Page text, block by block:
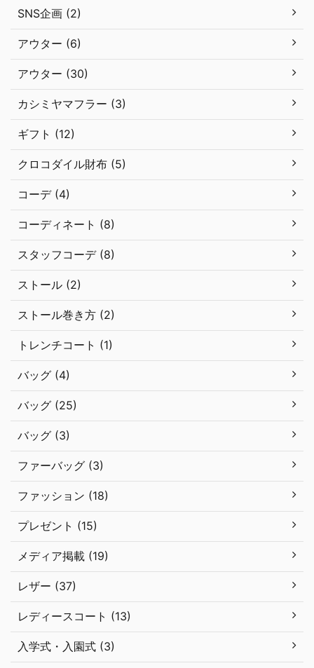
SNS企画 (2)
アウター (6)
アウター (30)
カシミヤマフラー (3)
ギフト (12)
クロコダイル財布 (5)
コーデ (4)
コーディネート (8)
スタッフコーデ (8)
ストール (2)
ストール巻き方 (2)
トレンチコート (1)
バッグ (4)
バッグ (25)
バッグ (3)
ファーバッグ (3)
ファッション (18)
プレゼント (15)
メディア掲載 (19)
レザー (37)
レディースコート (13)
入学式・入園式 (3)